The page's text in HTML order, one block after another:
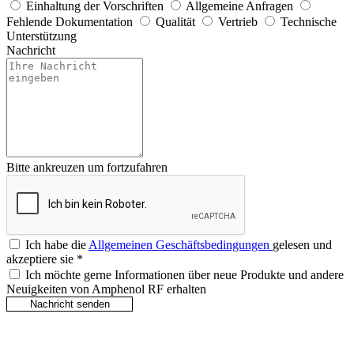
Einhaltung der Vorschriften
Allgemeine Anfragen
Fehlende Dokumentation
Qualität Vertrieb
Technische
Unterstützung
Nachricht
Bitte ankreuzen um fortzufahren
Ich habe dieAllgemeinen Geschäftsbedingungen gelesen und
akzeptiere sie *
Ich möchte gerne Informationen über neue Produkte und andere
Neuigkeiten von Amphenol RF erhalten